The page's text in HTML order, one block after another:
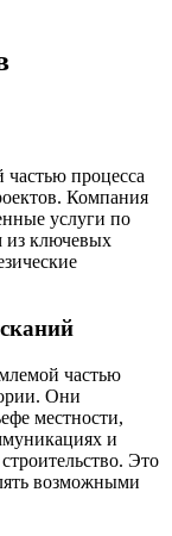
частью процесса
Компания
услуги по
из ключевых
частью
Они
местности,
и
Это
возможными